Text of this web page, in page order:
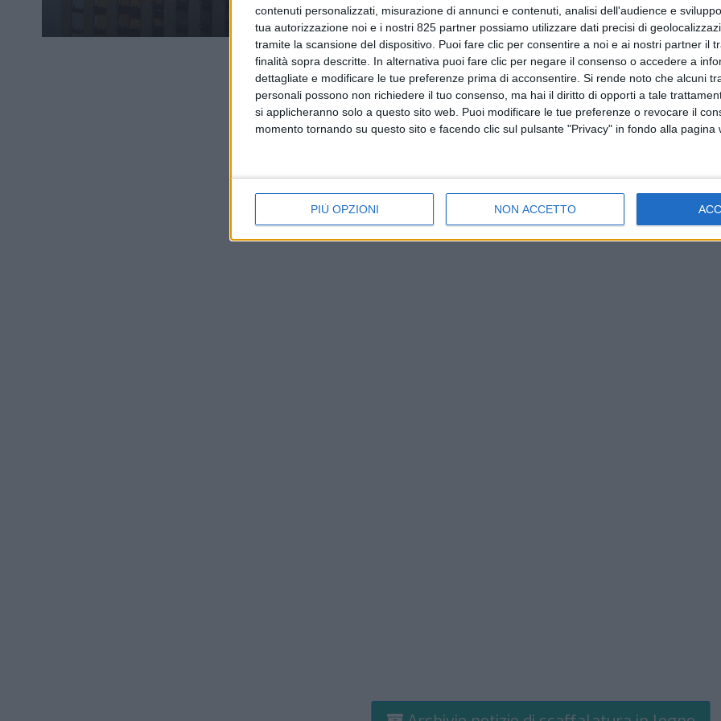
contenuti personalizzati, misurazione di annunci e contenuti, analisi dell'audience e
tua autorizzazione noi e i nostri 825 partner possiamo utilizzare dati precisi di
tramite la scansione del dispositivo. Puoi fare clic per consentire a noi e ai nostri partner il
finalità sopra descritte. In alternativa puoi fare clic per negare il consenso o accedere a
dettagliate e modificare le tue preferenze prima di acconsentire. Si rende noto che alcuni
personali possono non richiedere il tuo consenso, ma hai il diritto di opporti a tale
si applicheranno solo a questo sito web. Puoi modificare le tue preferenze o revocare il
momento tornando su questo sito e facendo clic sul pulsante "Privacy" in fondo alla pagina
PIÙ OPZIONI NON ACCETTO